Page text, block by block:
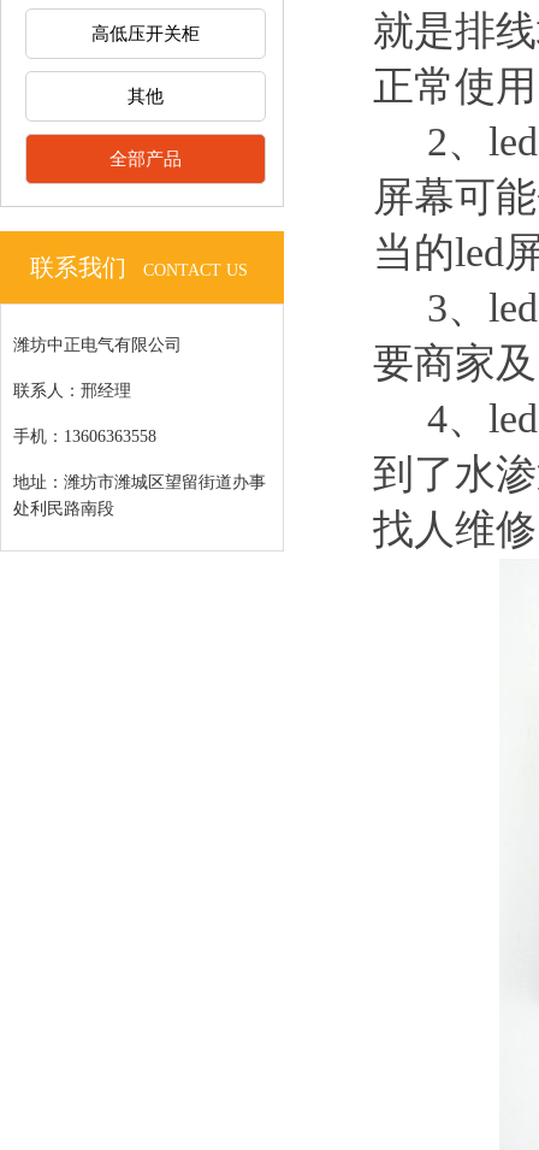
高低压开关柜
其他
全部产品
联系我们 CONTACT US
潍坊中正电气有限公司
联系人：邢经理
手机：13606363558
地址：潍坊市潍城区望留街道办事
处利民路南段
就是排
正常使
2、led
屏幕可
当的led
3、led
要商家
4、led
到了水
找人维